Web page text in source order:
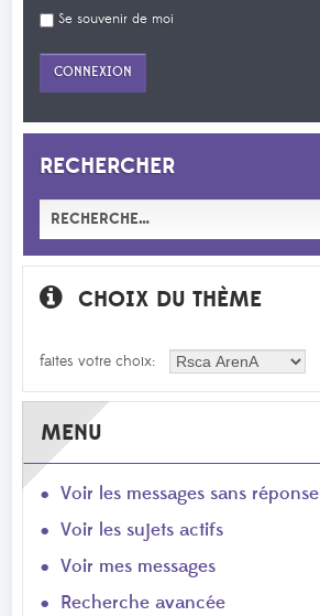
Se souvenir de moi
RECHERCHER
CHOIX DU THÈME
faites votre choix:
MENU
Voir les messages sans réponse
Voir les sujets actifs
Voir mes messages
Recherche avancée